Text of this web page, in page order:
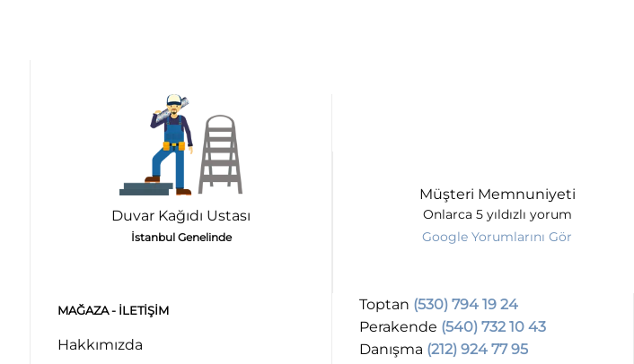
Duvar Kağıdı Ustası
İstanbul Genelinde
Müşteri Memnuniyeti
Onlarca 5 yıldızlı yorum
Google Yorumlarını Gör
MAĞAZA - ILETIŞIM
Hakkımızda
Toptan (530) 794 19 24
Perakende (540) 732 10 43
Danışma (212) 924 77 95